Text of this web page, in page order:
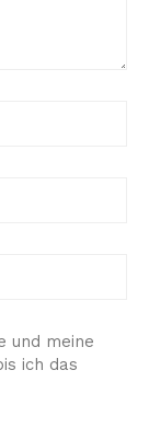
und meine
ich das